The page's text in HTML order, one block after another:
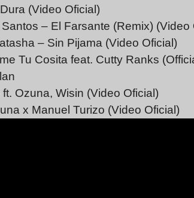
(Video Oficial)
– El Farsante (Remix) (Video
– Sin Pijama (Video Oficial)
Tu Cosita feat. Cutty Ranks
Ozuna, Wisin (Video Oficial)
x Manuel Turizo (Video Oficial)